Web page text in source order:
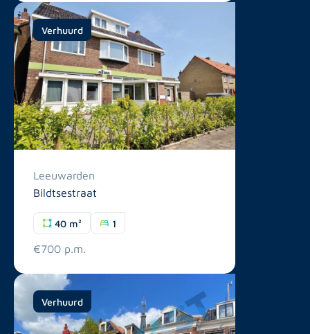
Verhuurd
Leeuwarden
Bildtsestraat
40 m² 1
€700 p.m.
Verhuurd